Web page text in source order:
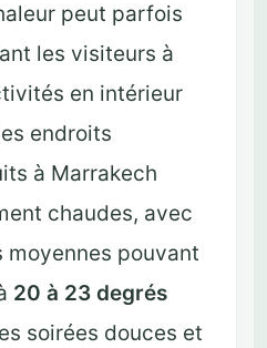
peut parfois
les visiteurs à
en intérieur
endroits
à Marrakech
chaudes, avec
pouvant
20 à 23 degrés
soirées douces et